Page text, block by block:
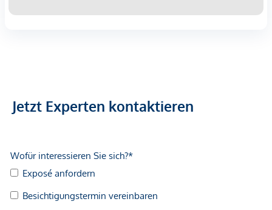
Jetzt Experten kontaktieren